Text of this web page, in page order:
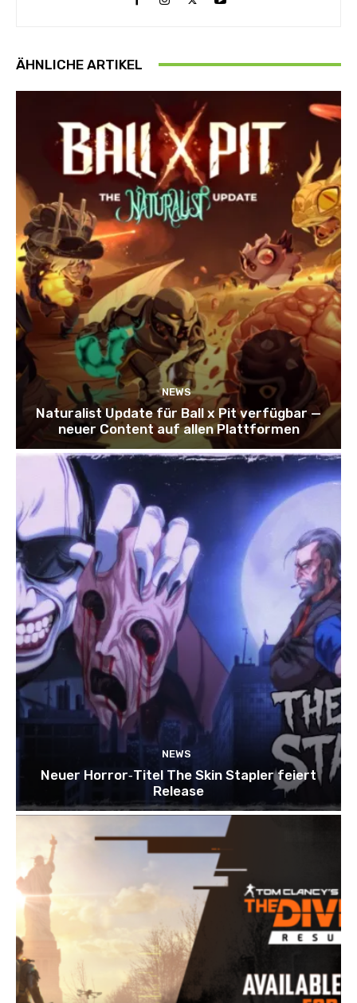
ÄHNLICHE ARTIKEL
NEWS
Naturalist Update für Ball x Pit verfügbar —
neuer Content auf allen Plattformen
NEWS
Neuer Horror‑Titel The Skin Stapler feiert
Release